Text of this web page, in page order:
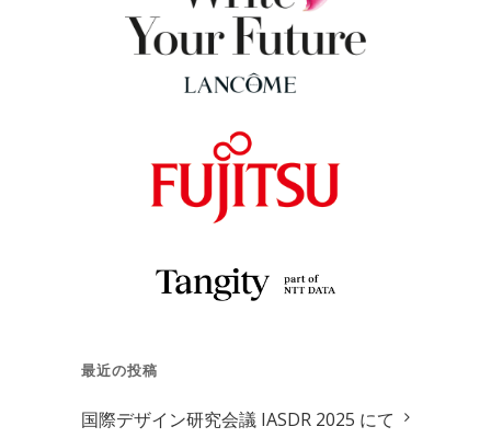
最近の投稿
国際デザイン研究会議 IASDR 2025 にて